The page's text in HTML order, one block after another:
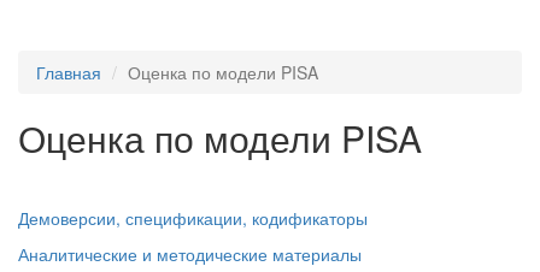
Главная Оценка по модели PISA
Оценка по модели PISA
Демоверсии, спецификации, кодификаторы
Аналитические и методические материалы